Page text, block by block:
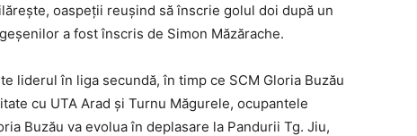
oaspeţii reuşind să înscrie golul doi după un
a fost înscris de Simon Măzărache.
liderul în liga secundă, în timp ce SCM Gloria Buzău
cu UTA Arad şi Turnu Măgurele, ocupantele
Buzău va evolua în deplasare la Pandurii Tg. Jiu,